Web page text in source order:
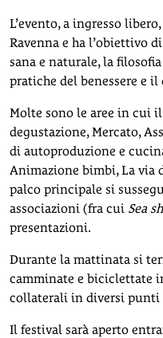
L’evento, a ingresso
Ravenna e ha l’obiettivo
sana e naturale, la
pratiche del benessere e
Molte sono le aree in cui
degustazione, Mercato,
di autoproduzione e
Animazione bimbi, La via
palco principale si
associazioni (fra cui Sea
presentazioni.
Durante la mattinata si
camminate e biciclettate
collaterali in diversi punti
Il festival sarà aperto